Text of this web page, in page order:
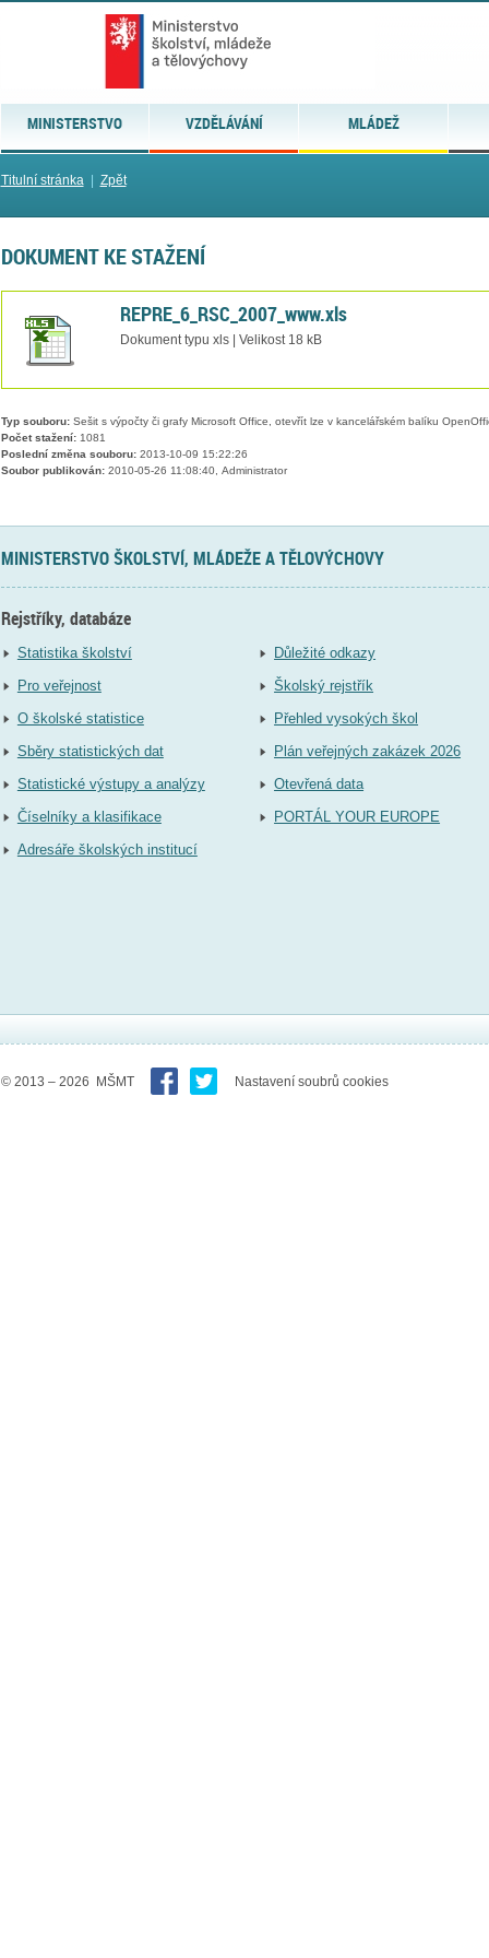
MINISTERSTVO VZDĚLÁVÁNÍ MLÁDEŽ
Titulní stránka| Zpět
DOKUMENT KE STAŽENÍ
REPRE_6_RSC_2007_www.xls
Dokument typu xls | Velikost 18 kB
Typ souboru:Sešit s výpočty či grafy Microsoft Office, otevřít lze v kancelářském balíku
Počet stažení:1081
Poslední změna souboru:2013-10-09 15:22:26
Soubor publikován:2010-05-26 11:08:40, Administrator
MINISTERSTVO ŠKOLSTVÍ, MLÁDEŽE A TĚLOVÝCHOVY
Rejstříky, databáze
Statistika školství
Pro veřejnost
O školské statistice
Sběry statistických dat
Statistické výstupy a analýzy
Číselníky a klasifikace
Adresáře školských institucí
Důležité odkazy
Školský rejstřík
Přehled vysokých škol
Plán veřejných zakázek 2026
Otevřená data
PORTÁL YOUR EUROPE
© 2013 – 2026 MŠMT Nastavení soubrů cookies